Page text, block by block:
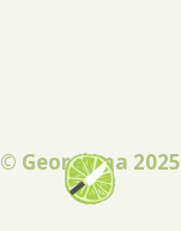
© Georgiana 2025